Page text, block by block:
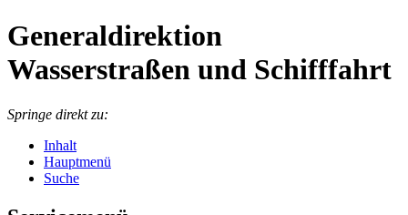
Generaldirektion
Wasserstraßen und Schifffahrt
Springe direkt zu:
Inhalt
Hauptmenü
Suche